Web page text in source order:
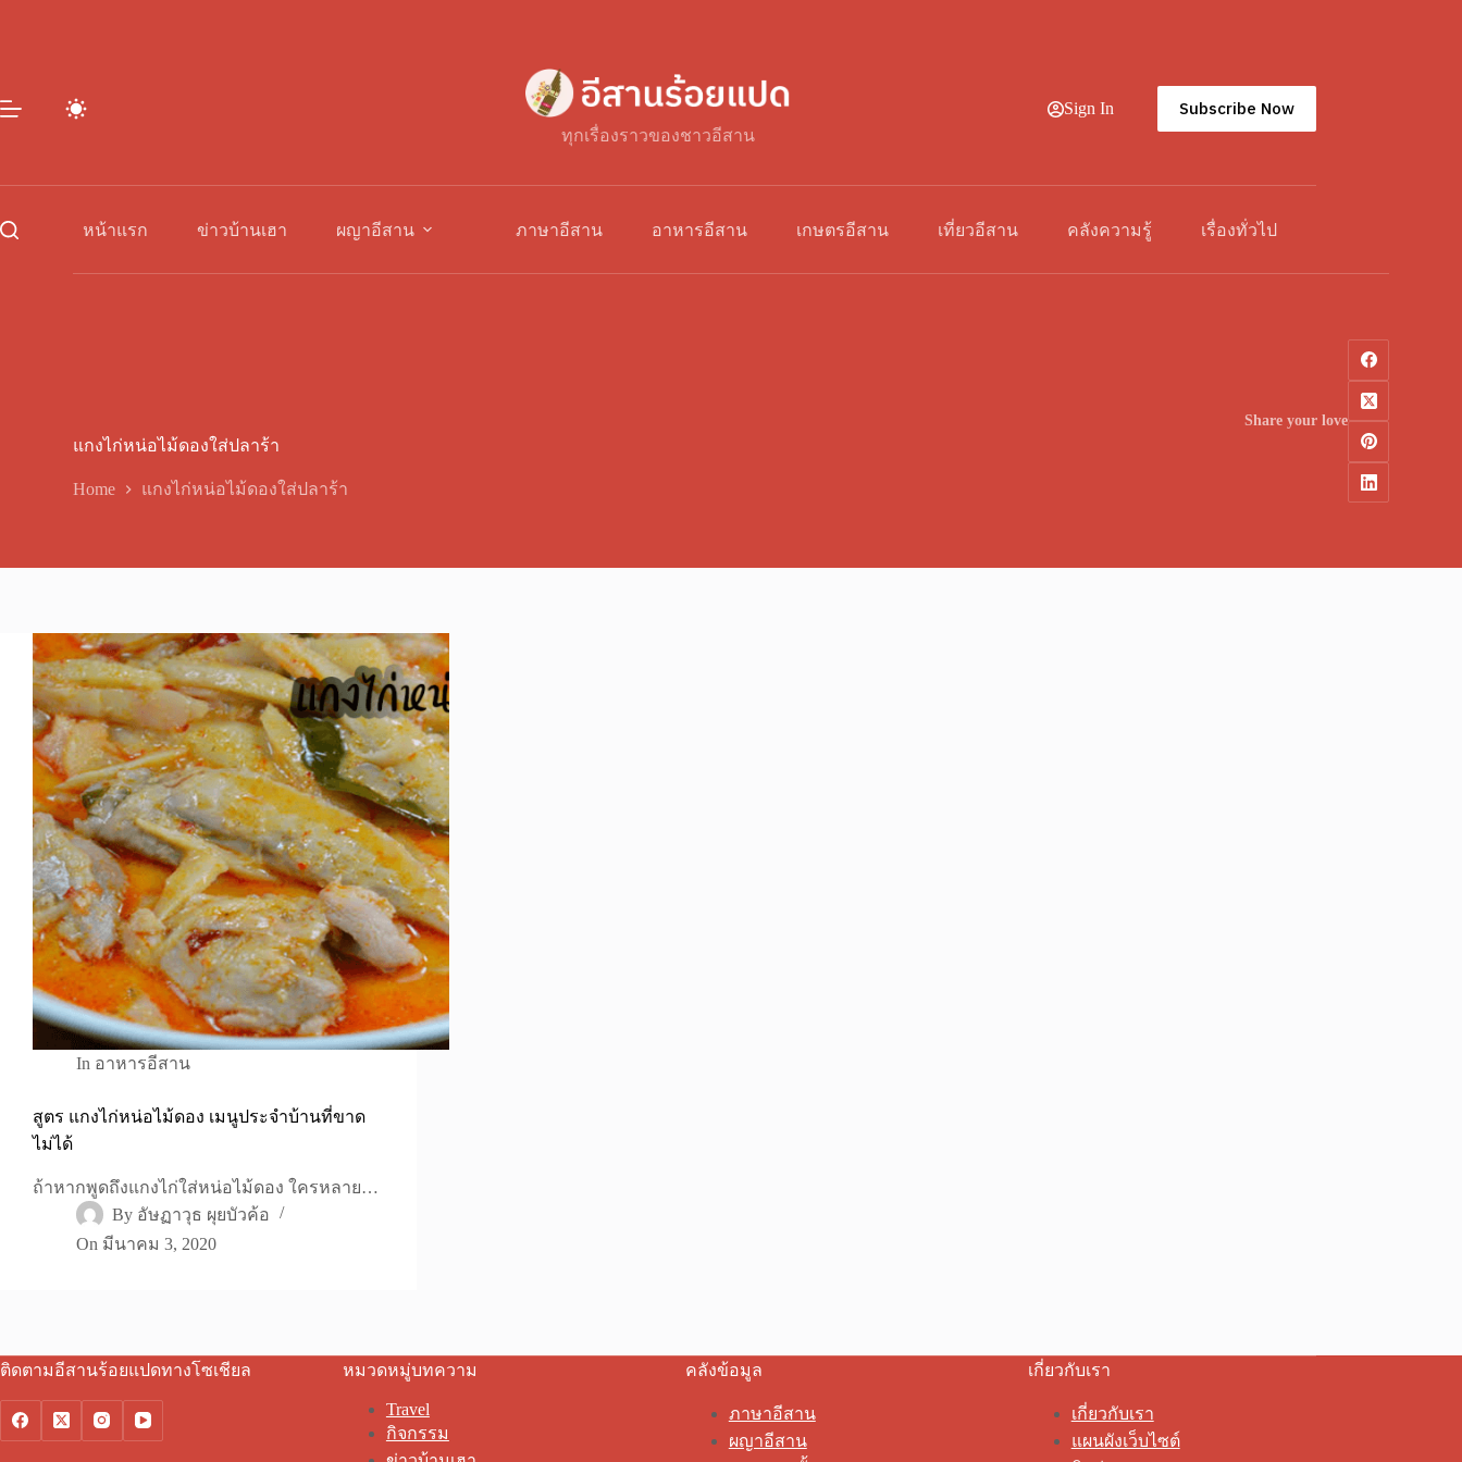
ทุกเรื่องราวของชาวอีสาน
Sign In Subscribe Now
หน้าแรก ข่าวบ้านเฮา ผญาอีสาน ภาษาอีสาน อาหารอีสาน เกษตรอีสาน เที่ยวอีสาน คลังความรู้ เรื่องทั่วไป
แกงไก่หน่อไม้ดองใส่ปลาร้า
Home แกงไก่หน่อไม้ดองใส่ปลาร้า
Share your love
In อาหารอีสาน
สูตร แกงไก่หน่อไม้ดอง เมนูประจำบ้านที่ขาด
ไม่ได้
ถ้าหากพูดถึงแกงไก่ใส่หน่อไม้ดอง ใครหลาย…
By อัษฏาวุธ ผุยบัวค้อ
On มีนาคม 3, 2020
ติดตามอีสานร้อยแปดทางโซเชียล หมวดหมู่บทความ
Travel
กิจกรรม
คลังข้อมูล
ภาษาอีสาน
ผญาอีสาน
เกี่ยวกับเรา
เกี่ยวกับเรา
แผนผังเว็บไซต์